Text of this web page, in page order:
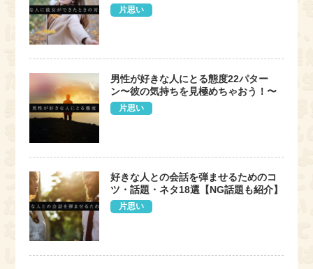
片思い
男性が好きな人にとる態度22パター
ン〜彼の気持ちを見極めちゃおう！〜
片思い
好きな人との会話を弾ませるためのコ
ツ・話題・ネタ18選【NG話題も紹介】
片思い